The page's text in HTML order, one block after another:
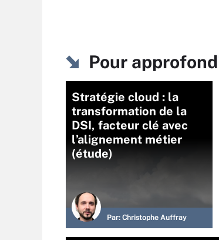
Pour
Stratégie cloud : la
transformation de la
DSI, facteur clé avec
l’alignement métier
(étude)
Par: Christophe Auffray